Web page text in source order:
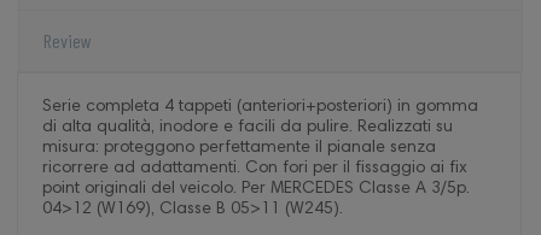
Review
Serie completa 4 tappeti (anteriori+posteriori) in gomma
di alta qualità, inodore e facili da pulire. Realizzati su
misura: proteggono perfettamente il pianale senza
ricorrere ad adattamenti. Con fori per il fissaggio ai fix
point originali del veicolo. Per MERCEDES Classe A 3/5p.
04>12 (W169), Classe B 05>11 (W245).